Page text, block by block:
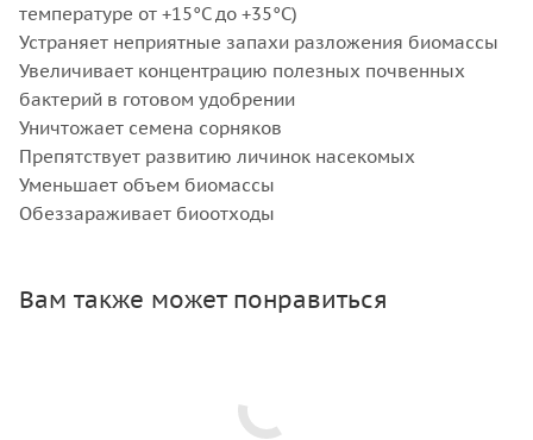
температуре от +15°С до +35°С)
Устраняет неприятные запахи разложения биомассы
Увеличивает концентрацию полезных почвенных
бактерий в готовом удобрении
Уничтожает семена сорняков
Препятствует развитию личинок насекомых
Уменьшает объем биомассы
Обеззараживает биоотходы
Вам также может понравиться